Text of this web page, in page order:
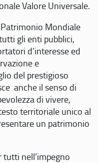
Valore Universale.
Mondiale
gli enti pubblici,
d’interesse ed
e
del prestigioso
anche il senso di
di vivere,
territoriale unico al
un patrimonio
nell’impegno